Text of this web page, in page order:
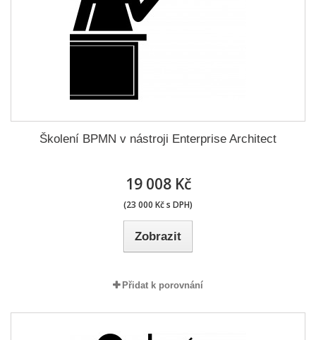
Školení BPMN v nástroji Enterprise Architect
19 008 Kč
(23 000 Kč s DPH)
Zobrazit
Přidat k porovnání